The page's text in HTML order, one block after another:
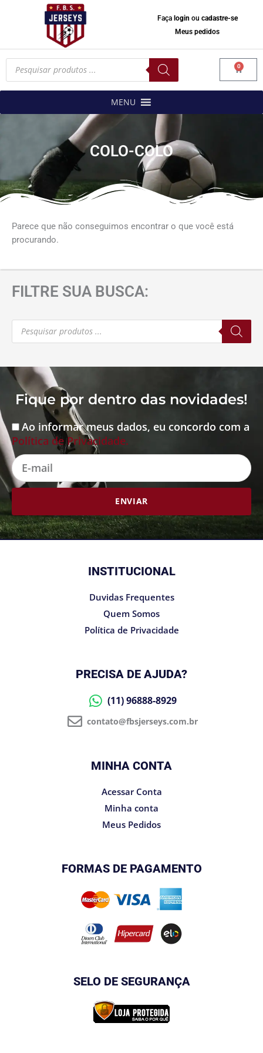
Faça loginou cadastre-se
Meus pedidos
Pesquisar
produtos 0
MENU
COLO-COLO
FILTRE SUA BUSCA:
Pesquisar
produtos
Parece que não conseguimos encontrar o que você está
procurando.
Fique por dentro das novidades!
Ao informar meus dados, eu concordo com a
Política de Privacidade.
mail
ENVIAR
INSTITUCIONAL
Duvidas Frequentes
Quem Somos
Política de Privacidade
PRECISA DE AJUDA?
(11) 96888-8929
contato@fbsjerseys.com.br
MINHA CONTA
Acessar Conta
Minha conta
Meus Pedidos
FORMAS DE PAGAMENTO
SELO DE SEGURANÇA